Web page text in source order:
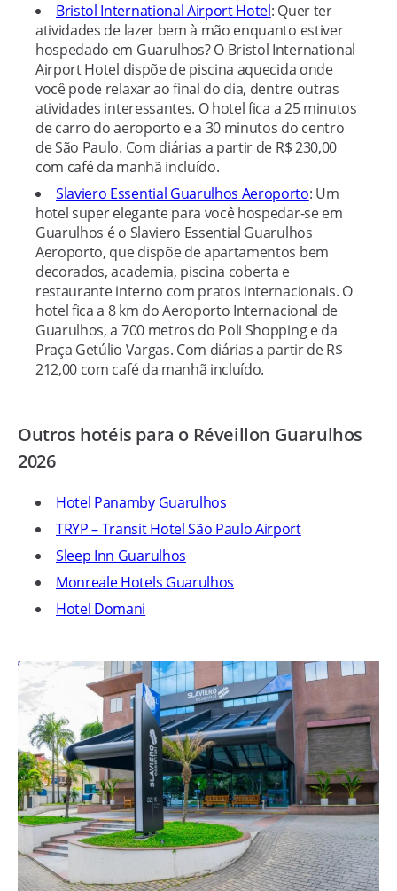
Bristol International Airport Hotel: Quer ter
atividades de lazer bem à mão enquanto estiver
hospedado em Guarulhos? O Bristol International
Airport Hotel dispõe de piscina aquecida onde
você pode relaxar ao final do dia, dentre outras
atividades interessantes. O hotel fica a 25 minutos
de carro do aeroporto e a 30 minutos do centro
de São Paulo. Com diárias a partir de R$ 230,00
com café da manhã incluído.
Slaviero Essential Guarulhos Aeroporto: Um
hotel super elegante para você hospedar-se em
Guarulhos é o Slaviero Essential Guarulhos
Aeroporto, que dispõe de apartamentos bem
decorados, academia, piscina coberta e
restaurante interno com pratos internacionais. O
hotel fica a 8 km do Aeroporto Internacional de
Guarulhos, a 700 metros do Poli Shopping e da
Praça Getúlio Vargas. Com diárias a partir de R$
212,00 com café da manhã incluído.
Outros hotéis para o Réveillon Guarulhos
2026
Hotel Panamby Guarulhos
TRYP – Transit Hotel São Paulo Airport
Sleep Inn Guarulhos
Monreale Hotels Guarulhos
Hotel Domani